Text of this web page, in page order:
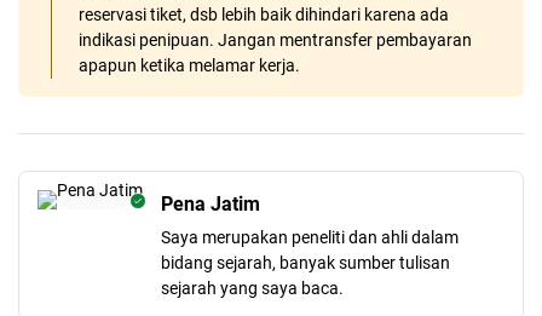
reservasi tiket, dsb lebih baik dihindari karena ada
indikasi penipuan. Jangan mentransfer pembayaran
apapun ketika melamar kerja.
Pena Jatim
Saya merupakan peneliti dan ahli dalam
bidang sejarah, banyak sumber tulisan
sejarah yang saya baca.